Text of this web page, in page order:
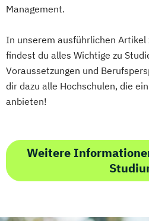
Management.
In unserem ausführlichen Artikel
findest du alles Wichtige zu
Voraussetzungen und
dir dazu alle Hochschulen, die
anbieten!
Weitere